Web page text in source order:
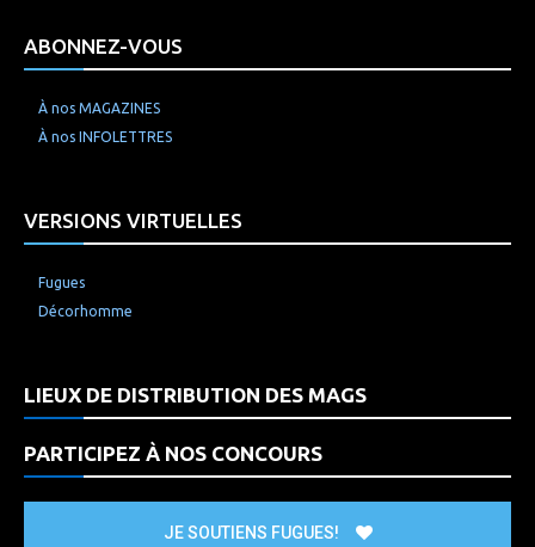
ABONNEZ-VOUS
À nos MAGAZINES
À nos INFOLETTRES
VERSIONS VIRTUELLES
Fugues
Décorhomme
LIEUX DE DISTRIBUTION DES MAGS
PARTICIPEZ À NOS CONCOURS
JE SOUTIENS FUGUES!